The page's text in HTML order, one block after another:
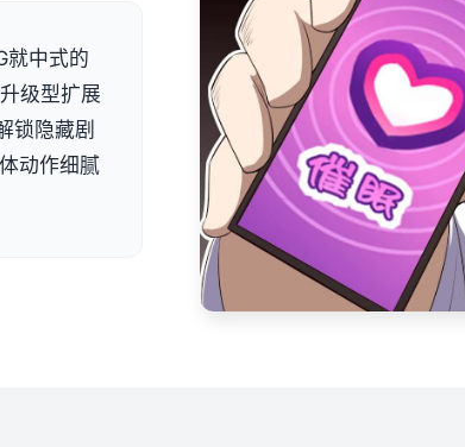
就中式的
级型扩展
锁隐藏剧
动作细腻